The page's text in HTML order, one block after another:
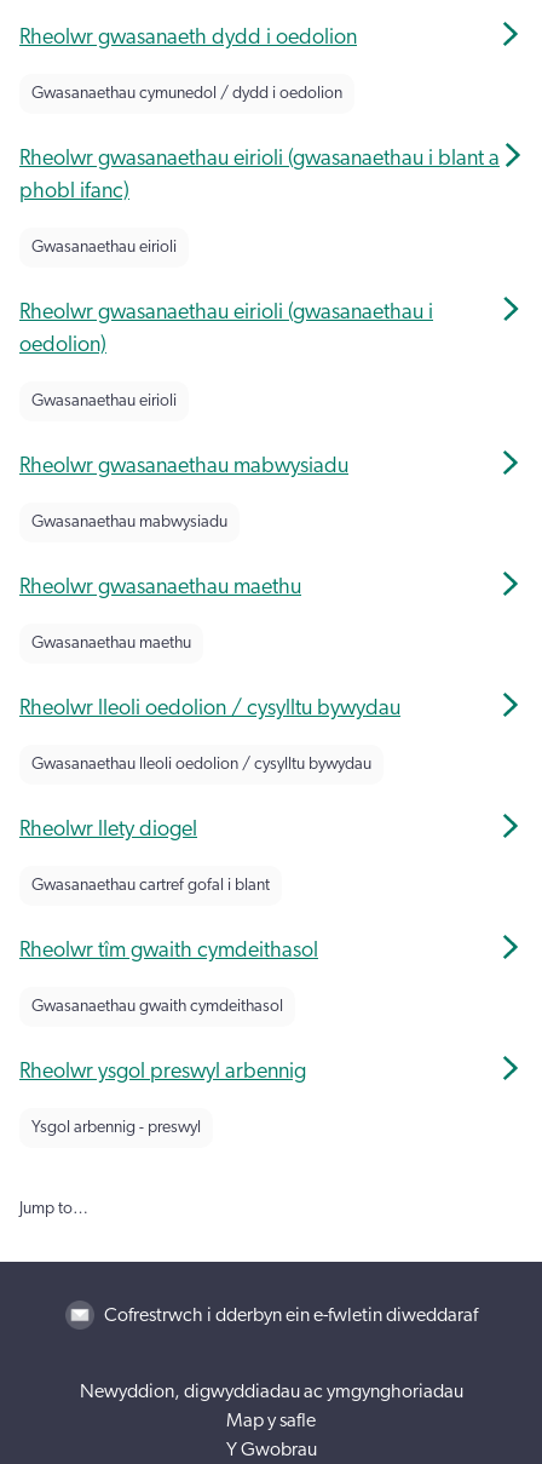
Rheolwr gwasanaeth dydd i oedolion
Gwasanaethau cymunedol / dydd i oedolion
Rheolwr gwasanaethau eirioli (gwasanaethau i blant a
phobl ifanc)
Gwasanaethau eirioli
Rheolwr gwasanaethau eirioli (gwasanaethau i
oedolion)
Gwasanaethau eirioli
Rheolwr gwasanaethau mabwysiadu
Gwasanaethau mabwysiadu
Rheolwr gwasanaethau maethu
Gwasanaethau maethu
Rheolwr lleoli oedolion / cysylltu bywydau
Gwasanaethau lleoli oedolion / cysylltu bywydau
Rheolwr llety diogel
Gwasanaethau cartref gofal i blant
Rheolwr tîm gwaith cymdeithasol
Gwasanaethau gwaith cymdeithasol
Rheolwr ysgol preswyl arbennig
Ysgol arbennig - preswyl
Jump to…
Cofrestrwch i dderbyn ein e-fwletin diweddaraf
Newyddion, digwyddiadau ac ymgynghoriadau
Map y safle
Y Gwobrau